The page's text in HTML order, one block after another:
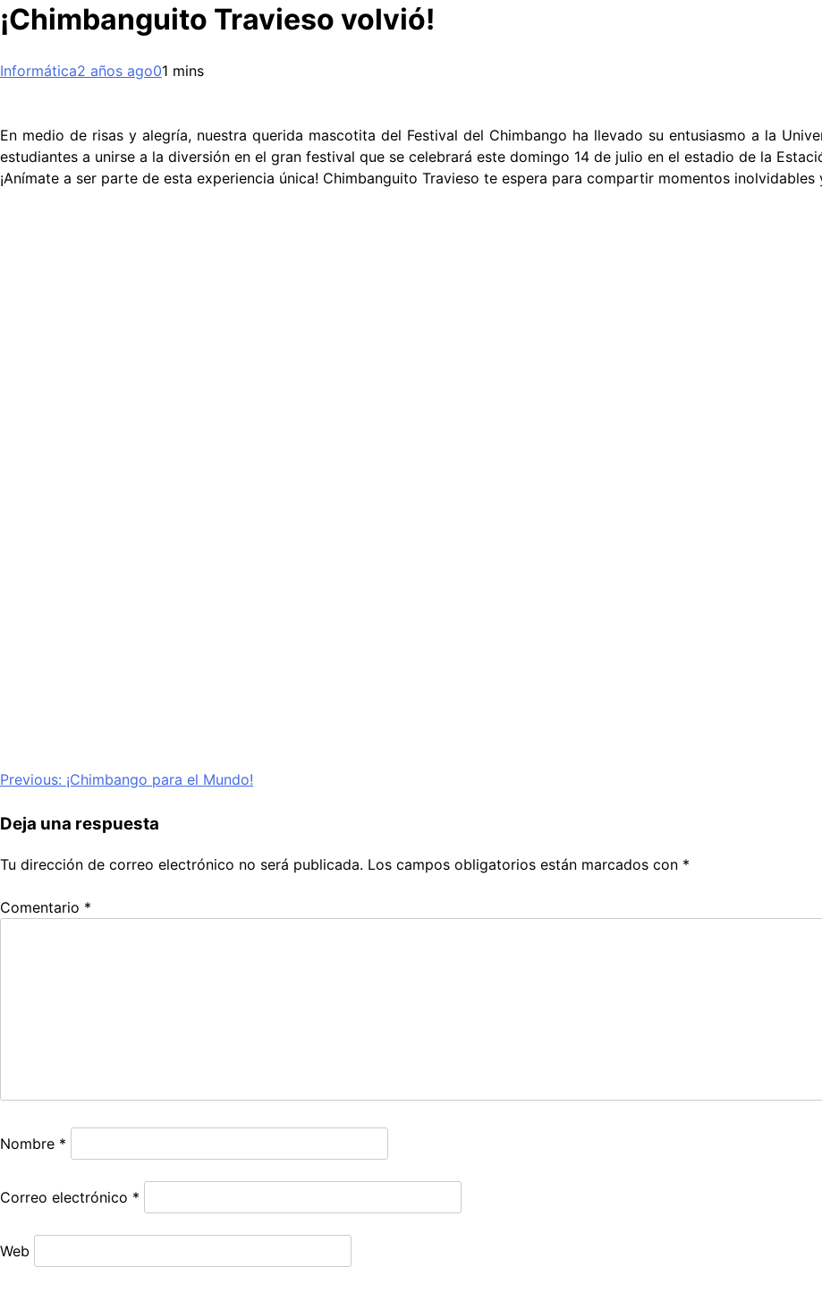
¡Chimbanguito Travieso volvió!
Informática2 años ago01 mins
En medio de risas y alegría, nuestra querida mascotita del Festival del Chimbango ha llevado su entusiasmo a la
estudiantes a unirse a la diversión en el gran festival que se celebrará este domingo 14 de julio en el estadio de la
¡Anímate a ser parte de esta experiencia única! Chimbanguito Travieso te espera para compartir momentos
Navegación
de
Previous: ¡Chimbango para el Mundo!
Deja una respuesta
Tu dirección de correo electrónico no será publicada. Los campos obligatorios están marcados con *
Comentario *
Nombre *
Correo electrónico *
Web